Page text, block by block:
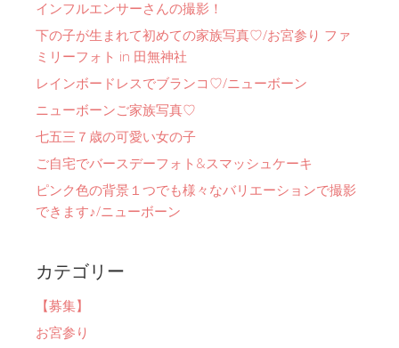
インフルエンサーさんの撮影！
下の子が生まれて初めての家族写真♡/お宮参り ファ
ミリーフォト in 田無神社
レインボードレスでブランコ♡/ニューボーン
ニューボーンご家族写真♡
七五三７歳の可愛い女の子
ご自宅でバースデーフォト&スマッシュケーキ
ピンク色の背景１つでも様々なバリエーションで撮影
できます♪/ニューボーン
カテゴリー
【募集】
お宮参り